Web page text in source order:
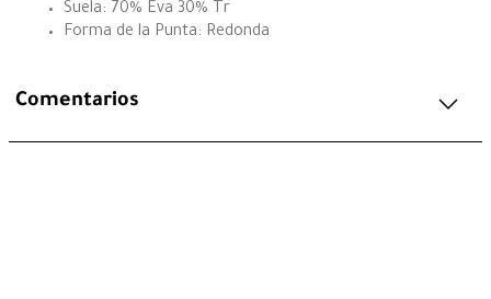
Suela: 70% Eva 30% Tr
Forma de la Punta: Redonda
Comentarios